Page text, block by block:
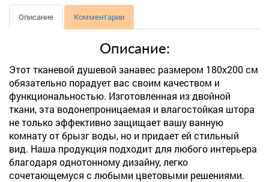
Описание Комментарии
Описание:
Этот тканевой душевой занавес размером 180х200 см
обязательно порадует вас своим качеством и
функциональностью. Изготовленная из двойной
ткани, эта водонепроницаемая и влагостойкая штора
не только эффективно защищает вашу ванную
комнату от брызг воды, но и придает ей стильный
вид. Наша продукция подходит для любого интерьера
благодаря однотонному дизайну, легко
сочетающемуся с любыми цветовыми решениями.